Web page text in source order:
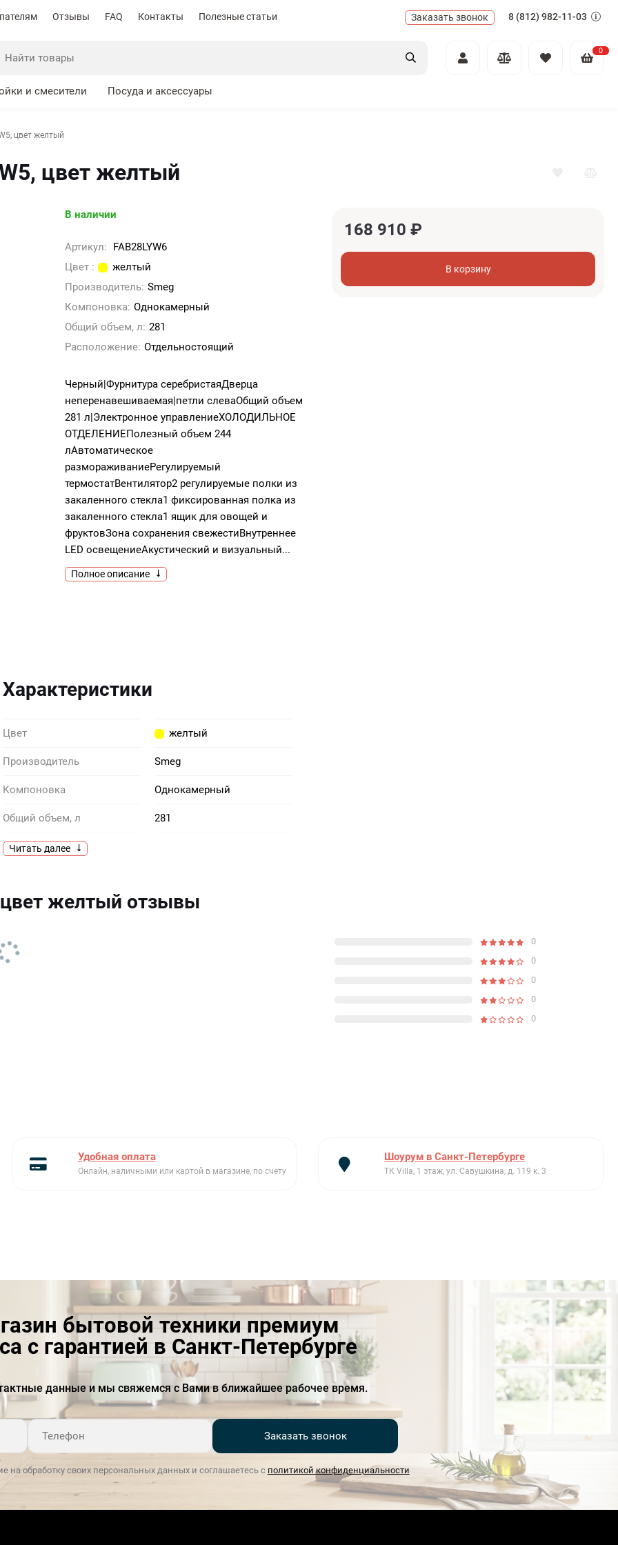
Отзывы FAQ Контакты Полезные статьи Заказать звонок 8 (812) 982-11-03
0
и смесители Посуда и аксессуары
цвет желтый
цвет желтый
В наличии
Артикул:
FAB28LYW6
Цвет :
желтый
Производитель: Smeg
Компоновка: Однокамерный
Общий объем, л: 281
Расположение: Отдельностоящий
Черный|Фурнитура серебристаяДверца
неперенавешиваемая|петли слеваОбщий объем
281 л|Электронное управлениеХОЛОДИЛЬНОЕ
ОТДЕЛЕНИЕПолезный объем 244
лАвтоматическое
размораживаниеРегулируемый
термостатВентилятор2 регулируемые полки из
закаленного стекла1 фиксированная полка из
закаленного стекла1 ящик для овощей и
фруктовЗона сохранения свежестиВнутреннее
LED освещениеАкустический и визуальный...
Полное описание
168 910 ₽
В корзину
Характеристики
Цвет желтый
Производитель Smeg
Компоновка Однокамерный
Общий объем, л 281
Расположение
Читать далее
цвет желтый отзывы
0
0
0
0
0
Удобная оплата
Онлайн, наличными или картой в магазине, по счету
Шоурум в Санкт-Петербурге
ТК Villa, 1 этаж, ул. Савушкина, д. 119 к. 3
бытовой техники премиум
с гарантией в Санкт-Петербурге
данные и мы свяжемся с Вами в ближайшее рабочее время.
Заказать звонок
на обработку своих персональных данных и соглашаетесь с политикой конфиденциальности